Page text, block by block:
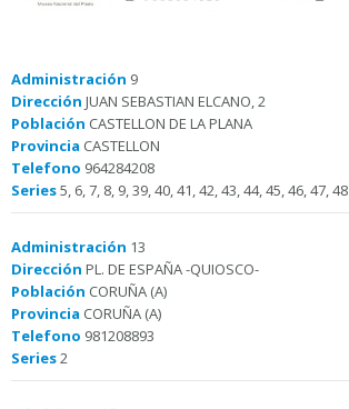
Administración 9
Dirección JUAN SEBASTIAN ELCANO, 2
Población CASTELLON DE LA PLANA
Provincia CASTELLON
Telefono 964284208
Series5, 6, 7, 8, 9, 39, 40, 41, 42, 43, 44, 45, 46, 47, 48
Administración 13
Dirección PL. DE ESPAÑA -QUIOSCO-
Población CORUÑA (A)
Provincia CORUÑA (A)
Telefono 981208893
Series2